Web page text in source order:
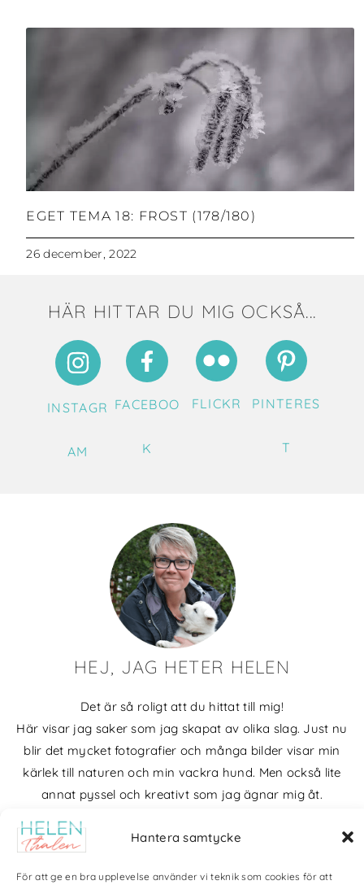
Hantera samtycke
För att ge en bra upplevelse använder vi teknik som cookies för att
EGET TEMA 18: FROST (178/180)
26 december, 2022
HÄR HITTAR DU MIG OCKSÅ...
INSTAGR
AM
FACEBOO
K
FLICKR PINTERES
T
HEJ, JAG HETER HELEN
Det är så roligt att du hittat till mig!
Här visar jag saker som jag skapat av olika slag. Just nu
blir det mycket fotografier och många bilder visar min
kärlek till naturen och min vackra hund. Men också lite
annat pyssel och kreativt som jag ägnar mig åt.
Bloggarkiv